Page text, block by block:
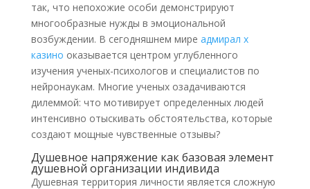
так, что непохожие особи демонстрируют
многообразные нужды в эмоциональной
возбуждении. В сегодняшнем мире адмирал х
казино оказывается центром углубленного
изучения ученых-психологов и специалистов по
нейронаукам. Многие ученых озадачиваются
дилеммой: что мотивирует определенных людей
интенсивно отыскивать обстоятельства, которые
создают мощные чувственные отзывы?
Душевное напряжение как базовая элемент
душевной организации индивида
Душевная территория личности является сложную